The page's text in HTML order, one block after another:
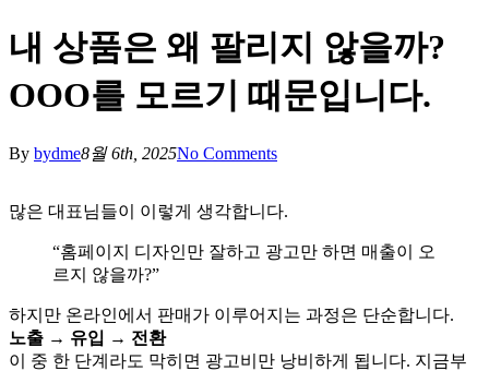
내 상품은 왜 팔리지 않을까?
OOO를 모르기 때문입니다.
By bydme8월 6th, 2025No Comments
많은 대표님들이 이렇게 생각합니다.
“홈페이지 디자인만 잘하고 광고만 하면 매출이 오
르지 않을까?”
하지만 온라인에서 판매가 이루어지는 과정은 단순합니다.
노출 → 유입 → 전환
이 중 한 단계라도 막히면 광고비만 낭비하게 됩니다. 지금부